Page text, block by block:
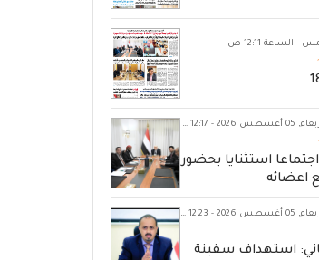
- الساعة 12:11 ص
أغسطس 2026 - 12:17 ص
استثنايا بحضور
اعضائه
أغسطس 2026 - 12:23 ص
استهداف سفينة